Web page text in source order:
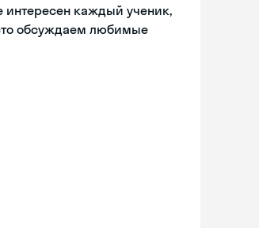
интересен каждый ученик,
обсуждаем любимые